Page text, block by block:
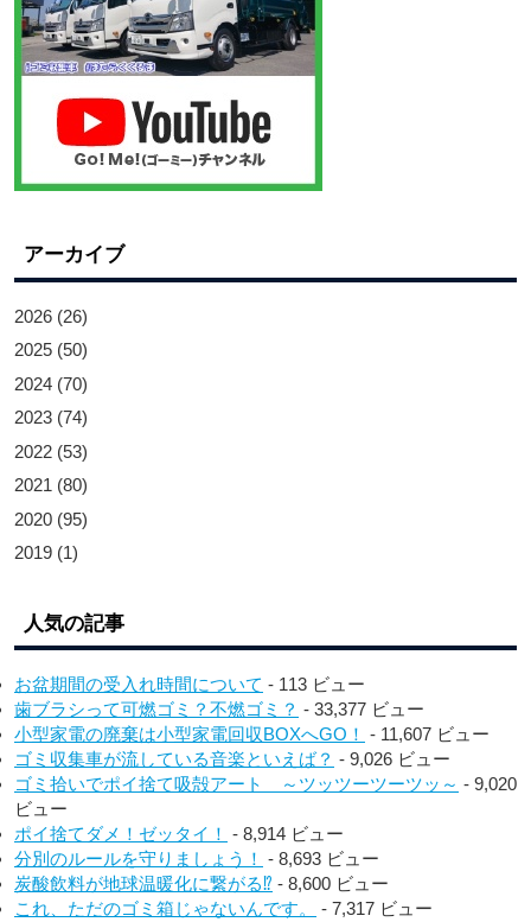
アーカイブ
2026 (26)
2025 (50)
2024 (70)
2023 (74)
2022 (53)
2021 (80)
2020 (95)
2019 (1)
人気の記事
お盆期間の受入れ時間について - 113 ビュー
歯ブラシって可燃ゴミ？不燃ゴミ？ - 33,377 ビュー
小型家電の廃棄は小型家電回収BOXへGO！ - 11,607 ビュー
ゴミ収集車が流している音楽といえば？ - 9,026 ビュー
ゴミ拾いでポイ捨て吸殻アート ～ツッツーツーツッ～ - 9,020
ビュー
ポイ捨てダメ！ゼッタイ！ - 8,914 ビュー
分別のルールを守りましょう！ - 8,693 ビュー
炭酸飲料が地球温暖化に繋がる⁉︎ - 8,600 ビュー
これ、ただのゴミ箱じゃないんです。
- 7,317 ビュー